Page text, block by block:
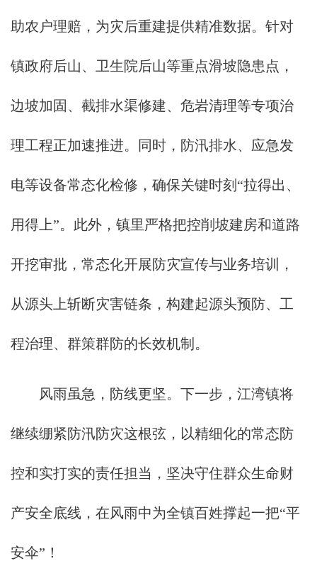
助农户理赔，为灾后重建提供精准数据。针对
镇政府后山、卫生院后山等重点滑坡隐患点，
边坡加固、截排水渠修建、危岩清理等专项治
理工程正加速推进。同时，防汛排水、应急发
电等设备常态化检修，确保关键时刻“拉得出、
用得上”。此外，镇里严格把控削坡建房和道路
开挖审批，常态化开展防灾宣传与业务培训，
从源头上斩断灾害链条，构建起源头预防、工
程治理、群策群防的长效机制。
风雨虽急，防线更坚。下一步，江湾镇将
继续绷紧防汛防灾这根弦，以精细化的常态防
控和实打实的责任担当，坚决守住群众生命财
产安全底线，在风雨中为全镇百姓撑起一把“平
安伞”！